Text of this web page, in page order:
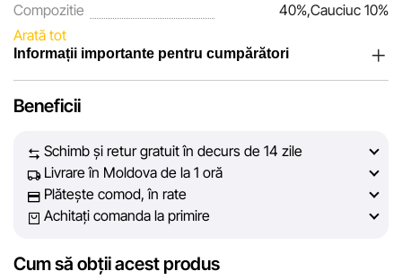
Compozitie
40%,Cauciuc 10%
Arată tot
Informații importante pentru cumpărători
încrederea clienților noștri. În fiecare zi depunem eforturi
prezentate pe site să fie cât mai complete, obiective și
actuale. Scopul nostru este să vă oferim informații corecte și
veridice, pentru ca dvs. să puteți lua cea mai bună decizie
de cumpărare.
Cu toate acestea, în ciuda controlului constant, Sportlandia
Beneficii
Schimb și retur gratuit în decurs de 14 zile
Livrare în Moldova de la 1 oră
Plătește comod, în rate
Achitați comanda la primire
Cum să obții acest produs